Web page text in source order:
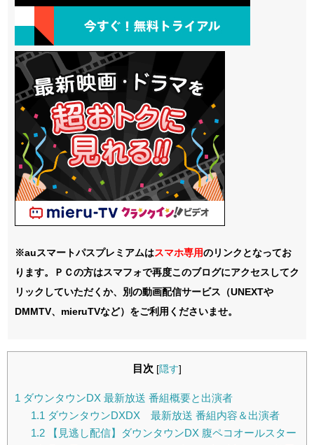
※auスマートパスプレミアムはスマホ専用のリンクとなってお
ります。ＰＣの方はスマフォで再度このブログにアクセスしてク
リックしていただくか、別の動画配信サービス（UNEXTや
DMMTV、mieruTVなど）をご利用くださいませ。
目次 [隠す]
1 ダウンタウンDX 最新放送 番組概要と出演者
1.1 ダウンタウンDXDX 最新放送 番組内容＆出演者
1.2【見逃し配信】ダウンタウンDX 腹ペコオールスター